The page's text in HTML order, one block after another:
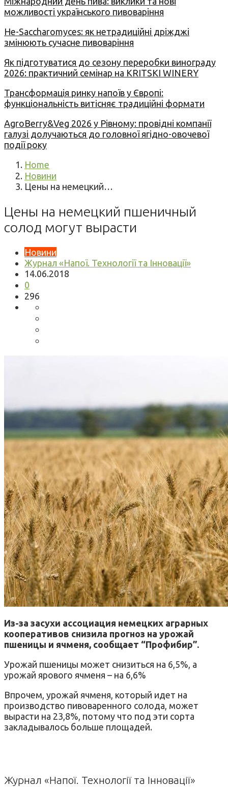
можливості українського пивоваріння
Не-Saccharomyces: як нетрадиційні дріжджі
змінюють сучасне пивоваріння
Як підготуватися до сезону переробки винограду
2026: практичний семінар на KRITSKI WINERY
Трансформація ринку напоїв у Європі:
функціональність витісняє традиційні формати
AgroBerry&Veg 2026 у Рівному: провідні компанії
галузі долучаються до головної ягідно-овочевої
події року
Home
Новини
Цены на немецкий…
Цены на немецкий пшеничный
солод могут вырасти
Новини
Журнал «Напої. Технології та Інновації»
14.06.2018
0
296
Из-за засухи ассоциация немецких аграрных
кооперативов снизила прогноз на урожай
пшеницы и ячменя, сообщает “Профибир”.
Урожай пшеницы может снизиться на 6,5%, а
урожай ярового ячменя – на 6,6%
Впрочем, урожай ячменя, который идет на
производство пивоваренного солода, может
вырасти на 23,8%, потому что под эти сорта
закладывалось больше площадей.
Журнал «Напої. Технології та Інновації»